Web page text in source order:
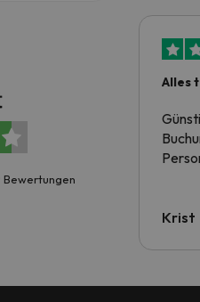
Bewertungen
Alles
Krist